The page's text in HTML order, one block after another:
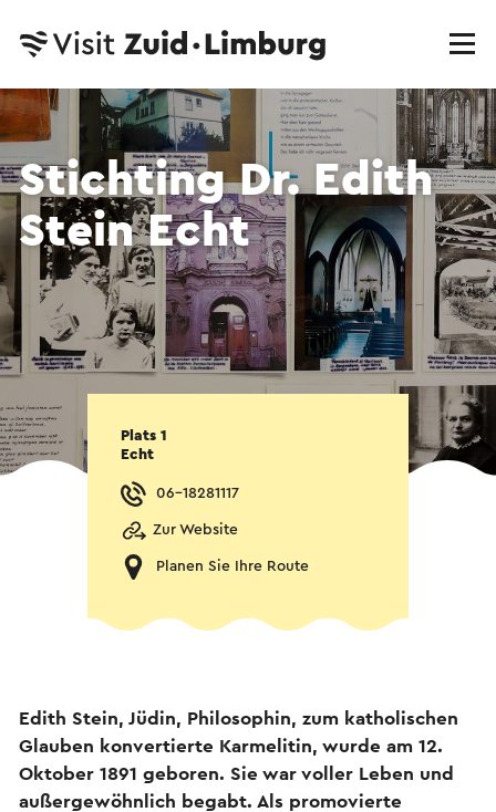
Stichting Dr. Edith
Stein Echt
Plats 1
Echt
06-18281117
Zur Website
Planen Sie Ihre Route
Edith Stein, Jüdin, Philosophin, zum katholischen
Glauben konvertierte Karmelitin, wurde am 12.
Oktober 1891 geboren. Sie war voller Leben und
außergewöhnlich begabt. Als promovierte